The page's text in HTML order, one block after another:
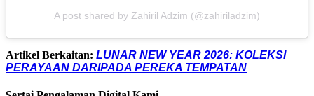
A post shared by Zahiril Adzim (@zahiriladzim)
Artikel Berkaitan: LUNAR NEW YEAR 2026: KOLEKSI
PERAYAAN DARIPADA PEREKA TEMPATAN